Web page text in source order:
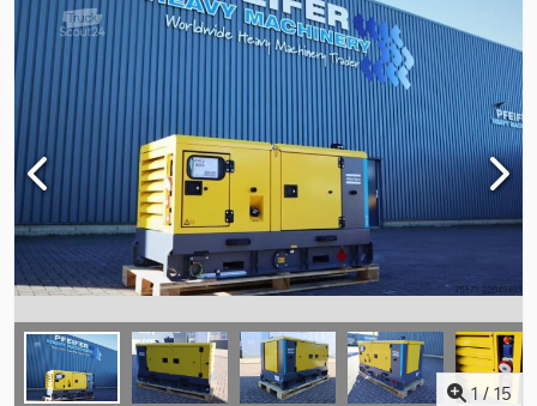
1 / 15